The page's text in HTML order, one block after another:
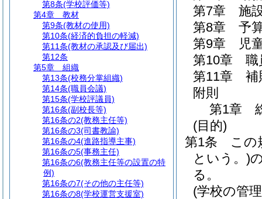
第7章
施
第8章
予
第9章
児
第10章
職
第11章
補
附則
第1章
(目的)
第1条
この
という。)
る。
(学校の管
第8条(学校評価等)
第4章
教材
第9条(教材の使用)
第10条(経済的負担の軽減)
第11条(教材の承認及び届出)
第12条
第5章
組織
第13条(校務分掌組織)
第14条(職員会議)
第15条(学校評議員)
第16条(副校長等)
第16条の2(教務主任等)
第16条の3(司書教諭)
第16条の4(進路指導主事)
第16条の5(事務主任)
第16条の6(教務主任等の設置の特
例)
第16条の7(その他の主任等)
第16条の8(学校運営支援室)